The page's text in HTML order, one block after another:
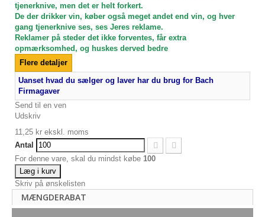
tjenerknive, men det er helt forkert.
De der drikker vin, køber også meget andet end vin, og hver
gang tjenerknive ses, ses Jeres reklame.
Reklamer på steder det ikke forventes, får extra
opmærksomhed, og huskes derved bedre
Flere detaljer
Uanset hvad du sælger og laver har du brug for Bach
Firmagaver
Send til en ven
Udskriv
11,25 kr ekskl. moms
Antal
For denne vare, skal du mindst købe 100
Læg i kurv
Skriv på ønskelisten
MÆNGDERABAT